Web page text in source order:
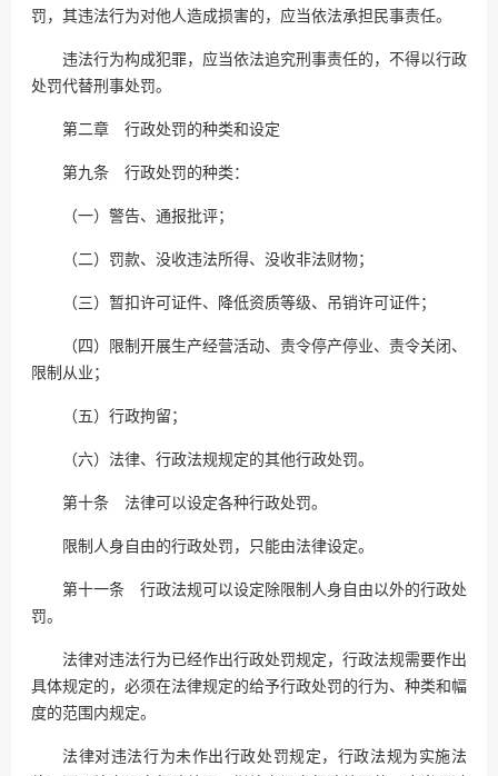
罚，其违法行为对他人造成损害的，应当依法承担民事责任。
违法行为构成犯罪，应当依法追究刑事责任的，不得以行政
处罚代替刑事处罚。
第二章 行政处罚的种类和设定
第九条 行政处罚的种类：
（一）警告、通报批评；
（二）罚款、没收违法所得、没收非法财物；
（三）暂扣许可证件、降低资质等级、吊销许可证件；
（四）限制开展生产经营活动、责令停产停业、责令关闭、
限制从业；
（五）行政拘留；
（六）法律、行政法规规定的其他行政处罚。
第十条 法律可以设定各种行政处罚。
限制人身自由的行政处罚，只能由法律设定。
第十一条 行政法规可以设定除限制人身自由以外的行政处
罚。
法律对违法行为已经作出行政处罚规定，行政法规需要作出
具体规定的，必须在法律规定的给予行政处罚的行为、种类和幅
度的范围内规定。
法律对违法行为未作出行政处罚规定，行政法规为实施法